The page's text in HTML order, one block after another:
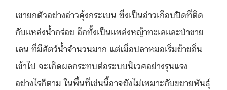
เขายกตัวอย่างอ่าวคุ้งกระเบน ซึ่งเป็นอ่าวเกือบปิดที่ติด
กับแหล่งน้ำกร่อย อีกทั้งเป็นแหล่งหญ้าทะเลและป่าชาย
เลน ที่มีสัตว์น้ำจำนวนมาก แต่เมื่อปลาหมอเริ่มย้ายถิ่น
เข้าไป จะเกิดผลกระทบต่อระบบนิเวศอย่างรุนแรง
อย่างไรก็ตาม ในพื้นที่เช่นนี้อาจยังไม่เหมาะกับขยายพันธุ์